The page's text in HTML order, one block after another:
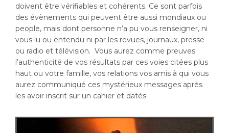
doivent être vérifiables et cohérents. Ce sont parfois
des évènements qui peuvent être aussi mondiaux ou
people, mais dont personne n’a pu vous renseigner, ni
vous lu ou entendu ni par les revues, journaux, presse
ou radio et télévision. Vous aurez comme preuves
l’authenticité de vos résultats par ces voies citées plus
haut ou votre famille, vos relations vos amis à qui vous
aurez communiqué ces mystérieux messages après
les avoir inscrit sur un cahier et datés.